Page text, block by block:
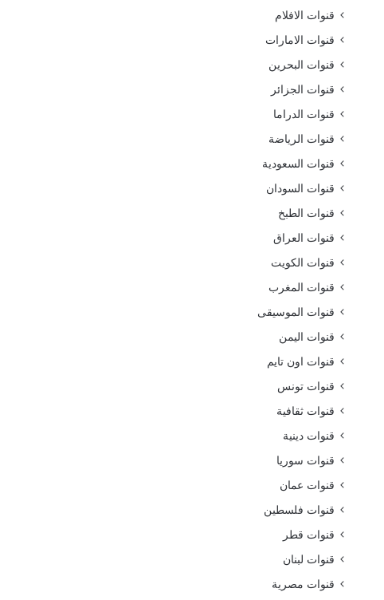
قنوات الافلام
قنوات الامارات
قنوات البحرين
قنوات الجزائر
قنوات الدراما
قنوات الرياضة
قنوات السعودية
قنوات السودان
قنوات الطبخ
قنوات العراق
قنوات الكويت
قنوات المغرب
قنوات الموسيقى
قنوات اليمن
قنوات اون تايم
قنوات تونس
قنوات ثقافية
قنوات دينية
قنوات سوريا
قنوات عمان
قنوات فلسطين
قنوات قطر
قنوات لبنان
قنوات مصرية